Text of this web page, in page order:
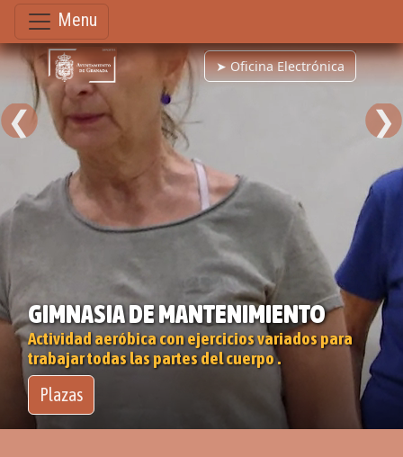
Menu
➤ Oficina Electrónica
GIMNASIA DE MANTENIMIENTO
Actividad aeróbica con ejercicios variados para
trabajar todas las partes del cuerpo .
Plazas
❮ ❯